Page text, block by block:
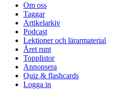
Om oss
Taggar
Artikelarkiv
Podcast
Lektioner och lärarmaterial
Året runt
Topplistor
Annonsera
Quiz & flashcards
Logga in